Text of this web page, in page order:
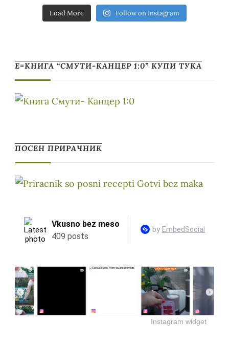
Load More Follow on Instagram
Е=КНИГА “СМУТИ-КАНЦЕР 1:0” КУПИ ТУКА
ПОСЕН ПРИРАЧНИК
Instagram widget